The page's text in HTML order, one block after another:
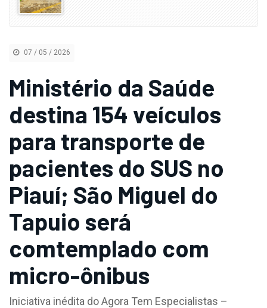
07 / 05 / 2026
Ministério da Saúde
destina 154 veículos
para transporte de
pacientes do SUS no
Piauí; São Miguel do
Tapuio será
comtemplado com
micro-ônibus
Iniciativa inédita do Agora Tem Especialistas –